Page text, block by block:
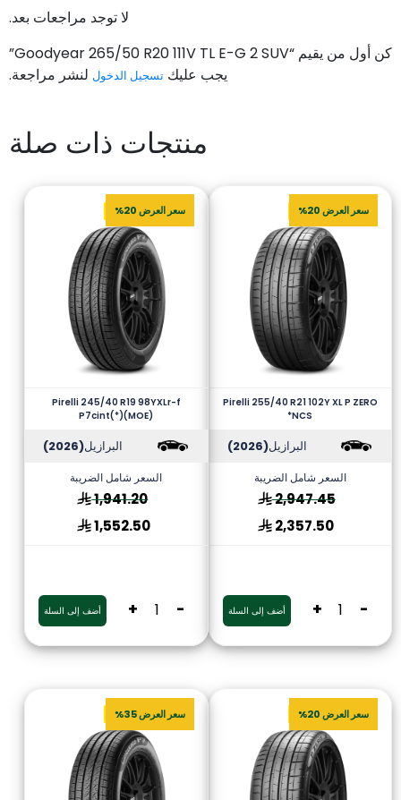
لا توجد مراجعات بعد.
كن أول من يقيم “Goodyear 265/50 R20 111V TL E-G 2 SUV”
يجب عليك تسجيل الدخول لنشر مراجعة.
منتجات ذات صلة
سعر العرض 20%
Pirelli 255/40 R21 102Y XL P ZERO
*NCS
البرازيل(2026)
السعر شامل الضريبة
2,947.45
2,357.50
-
+ أضف إلى السلة
سعر العرض 20%
Pirelli 245/40 R19 98YXLr-f
P7cint(*)(MOE)
البرازيل(2026)
السعر شامل الضريبة
1,941.20
1,552.50
-
+ أضف إلى السلة
سعر العرض 20% سعر العرض 35%